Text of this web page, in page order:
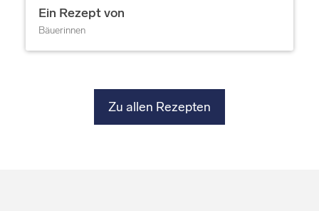
Ein Rezept von
Bäuerinnen
Zu allen Rezepten